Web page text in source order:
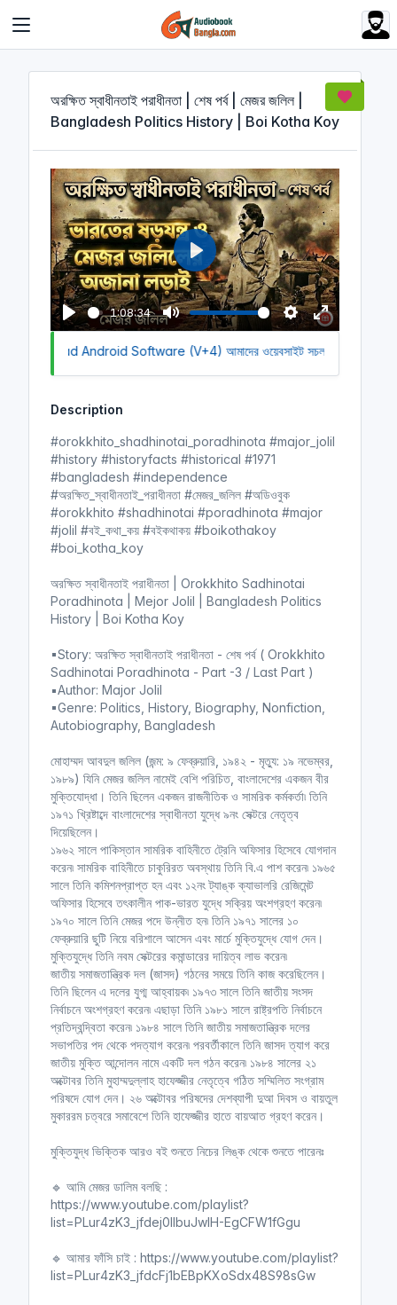
অরক্ষিত স্বাধীনতাই পরাধীনতা | শেষ পর্ব | মেজর জলিল |
Bangladesh Politics History | Boi Kotha Koy
P
l
1:08:34
M
u
S
e
g
E
n
s
P
l
a
y
Android Software (V+4) আমাদের ওয়েবসাইট সচল রাখতে আমাদের
Description
#orokkhito_shadhinotai_poradhinota #major_jolil
#history #historyfacts #historical #1971
#bangladesh #independence
#অরক্ষিত_স্বাধীনতাই_পরাধীনতা #মেজর_জলিল #অডিওবুক
#orokkhito #shadhinotai #poradhinota #major
#jolil #বই_কথা_কয় #বইকথাকয় #boikothakoy
#boi_kotha_koy
অরক্ষিত স্বাধীনতাই পরাধীনতা | Orokkhito Sadhinotai
Poradhinota | Mejor Jolil | Bangladesh Politics
History | Boi Kotha Koy
▪Story: অরক্ষিত স্বাধীনতাই পরাধীনতা - শেষ পর্ব ( Orokkhito
Sadhinotai Poradhinota - Part -3 / Last Part )
▪Author: Major Jolil
▪Genre: Politics, History, Biography, Nonfiction,
Autobiography, Bangladesh
মোহাম্মদ আবদুল জলিল (জন্ম: ৯ ফেব্রুয়ারি, ১৯৪২ - মৃত্যু: ১৯ নভেম্বর,
১৯৮৯) যিনি মেজর জলিল নামেই বেশি পরিচিত, বাংলাদেশের একজন বীর
মুক্তিযোদ্ধা। তিনি ছিলেন একজন রাজনীতিক ও সামরিক কর্মকর্তা৷ তিনি
১৯৭১ খ্রিষ্টাব্দে বাংলাদেশের স্বাধীনতা যুদ্ধে ৯নং সেক্টরে নেতৃত্ব
দিয়েছিলেন।
১৯৬২ সালে পাকিস্তান সামরিক বাহিনীতে ট্রেনি অফিসার হিসেবে যোগদান
করেন৷ সামরিক বাহিনীতে চাকুরিরত অবস্থায় তিনি বি.এ পাশ করেন৷ ১৯৬৫
সালে তিনি কমিশনপ্রাপ্ত হন এবং ১২নং ট্যাঙ্ক ক্যাভালরি রেজিমেন্ট
অফিসার হিসেবে তৎকালীন পাক-ভারত যুদ্ধে সক্রিয় অংশগ্রহণ করেন৷
১৯৭০ সালে তিনি মেজর পদে উন্নীত হন৷ তিনি ১৯৭১ সালের ১০
ফেব্রুয়ারি ছুটি নিয়ে বরিশালে আসেন এবং মার্চে মুক্তিযুদ্ধে যোগ দেন।
মুক্তিযুদ্ধে তিনি নবম সেক্টরের কমান্ডারের দায়িত্ব লাভ করেন৷
জাতীয় সমাজতান্ত্রিক দল (জাসদ) গঠনের সময়ে তিনি কাজ করেছিলেন।
তিনি ছিলেন এ দলের যুগ্ম আহ্বায়ক৷ ১৯৭৩ সালে তিনি জাতীয় সংসদ
নির্বাচনে অংশগ্রহণ করেন৷ এছাড়া তিনি ১৯৮১ সালে রাষ্ট্রপতি নির্বাচনে
প্রতিদ্বন্দ্বিতা করেন৷ ১৯৮৪ সালে তিনি জাতীয় সমাজতান্ত্রিক দলের
সভাপতির পদ থেকে পদত্যাগ করেন৷ পরবর্তীকালে তিনি জাসদ ত্যাগ করে
জাতীয় মুক্তি আন্দোলন নামে একটি দল গঠন করেন৷ ১৯৮৪ সালের ২১
অক্টোবর তিনি মুহাম্মদুল্লাহ হাফেজ্জীর নেতৃত্বে গঠিত সম্মিলিত সংগ্রাম
পরিষদে যোগ দেন। ২৬ অক্টোবর পরিষদের দেশব্যাপী দুআ দিবস ও বায়তুল
মুকাররম চত্বরে সমাবেশে তিনি হাফেজ্জীর হাতে বায়আত গ্রহণ করেন।
মুক্তিযুদ্ধ ভিক্তিক আরও বই শুনতে নিচের লিঙ্ক থেকে শুনতে পারেনঃ
🔹 আমি মেজর ডালিম বলছি :
https://www.youtube.com/playlist?
list=PLur4zK3_jfdej0llbuJwIH-EgCFW1fGgu
🔹 আমার ফাঁসি চাই : https://www.youtube.com/playlist?
list=PLur4zK3_jfdcFj1bEBpKXoSdx48S98sGw